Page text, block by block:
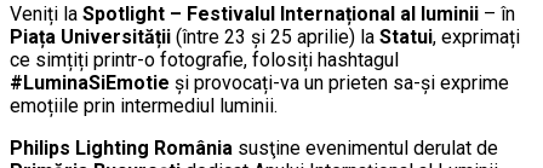
Veniți la Spotlight – Festivalul Internațional al luminii – în
Piața Universității (între 23 și 25 aprilie) la Statui, exprimați
ce simțiți printr-o fotografie, folosiți hashtagul
#LuminaSiEmotie și provocați-va un prieten sa-și exprime
emoțiile prin intermediul luminii.
Philips Lighting România susţine evenimentul derulat de